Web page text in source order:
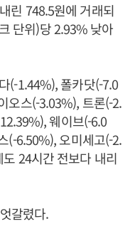
린 748.5원에 거래되
단위)당 2.93% 낮아
(-1.44%), 폴카닷(-7.0
오스(-3.03%), 트론(-2.
웨이브(-6.0
(-6.50%), 오미세고(-2.
24시간 전보다 내리
갈렸다.